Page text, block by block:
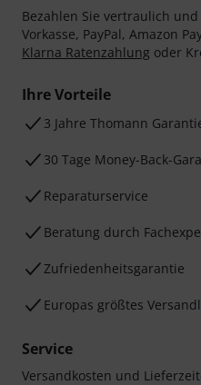
Bezahlen Sie vertraulich
Vorkasse, PayPal, Amazon
Klarna Ratenzahlung oder
Ihre Vorteile
3 Jahre Thomann
30 Tage Money-Back-
Reparaturservice
Beratung durch
Zufriedenheitsgarantie
Europas größtes
Service
Versandkosten und